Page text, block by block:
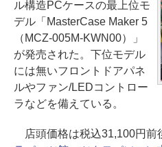
ル構造PCケースの最上位モ
デル「MasterCase Maker 5
（MCZ-005M-KWN00）」
が発売された。下位モデル
には無いフロントドアパネ
ルやファン/LEDコントロー
ラなどを備えている。
店頭価格は税込31,100円前